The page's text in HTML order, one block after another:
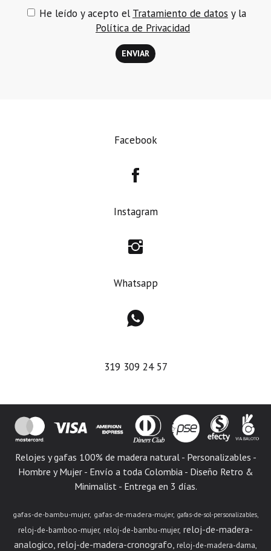
He leído y acepto el Tratamiento de datos y la
Política de Privacidad
Facebook

Instagram

Whatsapp

319 309 24 57
Relojes y gafas 100% de madera natural - Personalizables -
Hombre y Mujer - Envío a toda Colombia - Diseño Retro &
Minimalist - Entrega en 3 días.
gafas-de-bambu-mujer gafas-de-madera-mujer gafas-de-sol-personalizables
reloj-de-bamboo-mujer reloj-de-bambu-mujer reloj-de-madera-
analogico reloj-de-madera-cronografo reloj-de-madera-dama